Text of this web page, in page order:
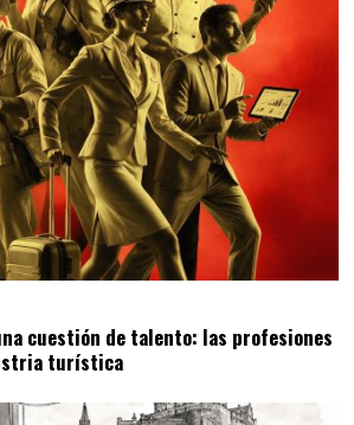
cuestión de talento: las profesiones
turística